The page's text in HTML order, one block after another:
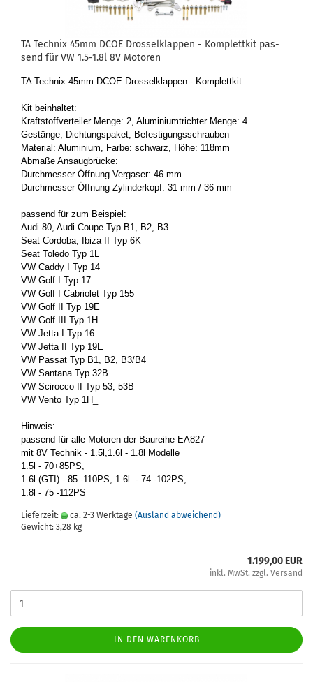
TA Tech­nix 45mm DCOE Dros­sel­klap­pen - Kom­plett­kit pas­
send für VW 1.5-1.8l 8V Mo­to­ren
TA Tech­nix 45mm DCOE Dros­sel­klap­pen - Kom­plett­kit
Kit be­inhal­tet:
Kraft­stoff­ver­tei­ler Menge: 2, Alu­mi­ni­umtrich­ter Menge: 4
Ge­stän­ge, Dich­tungs­pa­ket, Be­fes­ti­gungs­schrau­ben
Ma­te­ri­al: Alu­mi­ni­um, Farbe: schwarz, Höhe: 118mm
Ab­ma­ße An­saug­brü­cke:
Durch­mes­ser Öff­nung Ver­ga­ser: 46 mm
Durch­mes­ser Öff­nung Zy­lin­der­kopf: 31 mm / 36 mm
pas­send für zum Bei­spiel:
Audi 80, Audi Coupe Typ B1, B2, B3
Seat Cor­do­ba, Ibiza II Typ 6K
Seat To­le­do Typ 1L
VW Caddy I Typ 14
VW Golf I Typ 17
VW Golf I Ca­brio­let Typ 155
VW Golf II Typ 19E
VW Golf III Typ 1H_
VW Jetta I Typ 16
VW Jetta II Typ 19E
VW Pas­sat Typ B1, B2, B3/B4
VW San­ta­na Typ 32B
VW Sci­roc­co II Typ 53, 53B
VW Vento Typ 1H_
Hin­weis:
pas­send für alle Mo­to­ren der Bau­rei­he EA827
mit 8V Tech­nik - 1.5l,1.6l - 1.8l Mo­del­le
1.5l - 70+85PS,
1.6l (GTI) - 85 -​110PS, 1.6l - 74 -​102PS,
1.8l - 75 -​112PS
Lieferzeit: ca. 2-3 Werktage (Ausland abweichend)
Gewicht: 3,28 kg
1.199,00 EUR
inkl. MwSt. zzgl. Versand
IN DEN WARENKORB